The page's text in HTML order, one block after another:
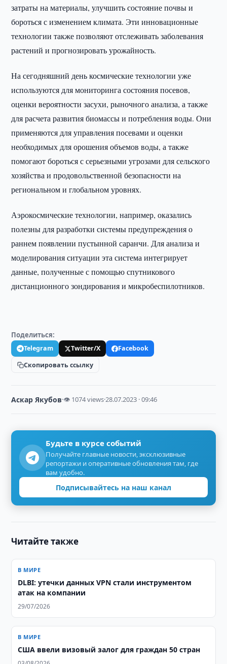
затраты на материалы, улучшить состояние почвы и
бороться с изменением климата. Эти инновационные
технологии также позволяют отслеживать заболевания
растений и прогнозировать урожайность.
На сегодняшний день космические технологии уже
используются для мониторинга состояния посевов,
оценки вероятности засухи, рыночного анализа, а также
для расчета развития биомассы и потребления воды. Они
применяются для управления посевами и оценки
необходимых для орошения объемов воды, а также
помогают бороться с серьезными угрозами для сельского
хозяйства и продовольственной безопасности на
региональном и глобальном уровнях.
Аэрокосмические технологии, например, оказались
полезны для разработки системы предупреждения о
раннем появлении пустынной саранчи. Для анализа и
моделирования ситуации эта система интегрирует
данные, полученные с помощью спутникового
дистанционного зондирования и микробеспилотников.
Поделиться:
Telegram Twitter/X
Facebook
Скопировать ссылку
Аскар Якубов·👁 1074 views·28.07.2023 · 09:46
Будьте в курсе событий
Получайте главные новости, эксклюзивные
репортажи и оперативные обновления там, где
вам удобно.
Подписывайтесь на наш канал
Читайте также
В МИРЕ
DLBI: утечки данных VPN стали инструментом
атак на компании
29/07/2026
В МИРЕ
США ввели визовый залог для граждан 50 стран